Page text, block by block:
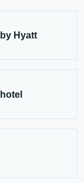
Hyatt